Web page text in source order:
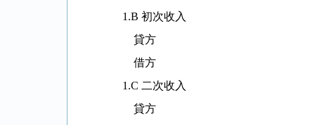
1.B 初次收入
貸方
借方
1.C 二次收入
貸方